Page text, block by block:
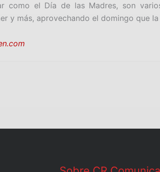
como el Día de las Madres, son
y más, aprovechando el domingo que